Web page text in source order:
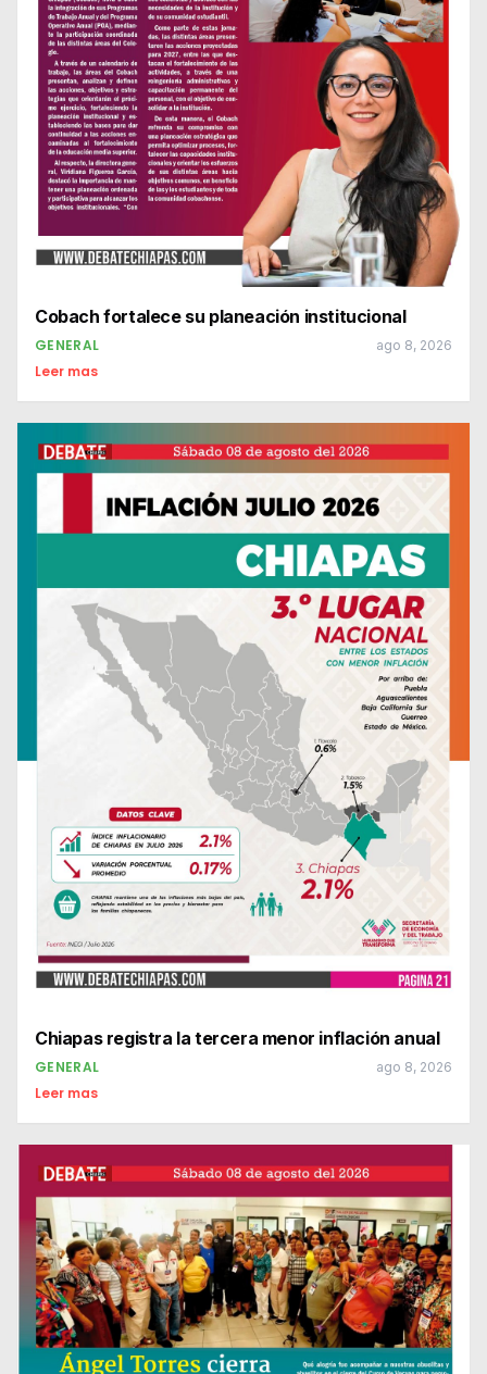
Cobach fortalece su planeación institucional
GENERAL ago 8, 2026
Leer mas
Chiapas registra la tercera menor inflación anual
GENERAL ago 8, 2026
Leer mas